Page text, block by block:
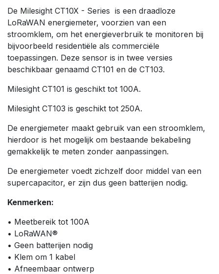
De Milesight CT10X - Series is een draadloze
LoRaWAN energiemeter, voorzien van een
stroomklem, om het energieverbruik te monitoren bij
bijvoorbeeld residentiële als commerciële
toepassingen. Deze sensor is in twee versies
beschikbaar genaamd CT101 en de CT103.
Milesight CT101 is geschikt tot 100A.
Milesight CT103 is geschikt tot 250A.
De energiemeter maakt gebruik van een stroomklem,
hierdoor is het mogelijk om bestaande bekabeling
gemakkelijk te meten zonder aanpassingen.
De energiemeter voedt zichzelf door middel van een
supercapacitor, er zijn dus geen batterijen nodig.
Kenmerken:
• Meetbereik tot 100A
• LoRaWAN®
• Geen batterijen nodig
• Klem om 1 kabel
• Afneembaar ontwerp